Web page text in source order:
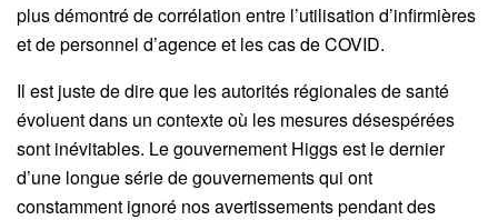
plus démontré de corrélation entre l’utilisation d’infirmières
et de personnel d’agence et les cas de COVID.
Il est juste de dire que les autorités régionales de santé
évoluent dans un contexte où les mesures désespérées
sont inévitables. Le gouvernement Higgs est le dernier
d’une longue série de gouvernements qui ont
constamment ignoré nos avertissements pendant des